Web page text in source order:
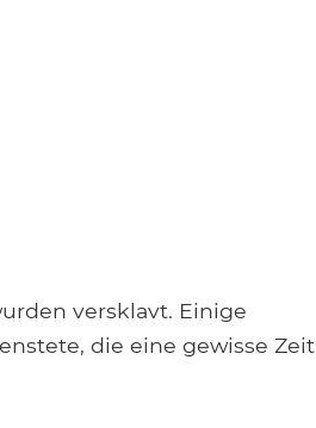
versklavt. Einige
die eine gewisse Zeit